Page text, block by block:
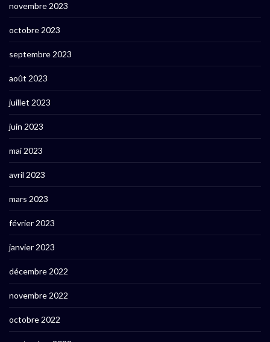
novembre 2023
octobre 2023
septembre 2023
août 2023
juillet 2023
juin 2023
mai 2023
avril 2023
mars 2023
février 2023
janvier 2023
décembre 2022
novembre 2022
octobre 2022